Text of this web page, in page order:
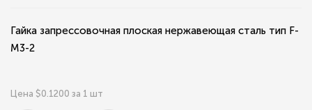
Гайка запрессовочная плоская нержавеющая сталь тип F-
М3-2
Цена $0.1200 за 1 шт